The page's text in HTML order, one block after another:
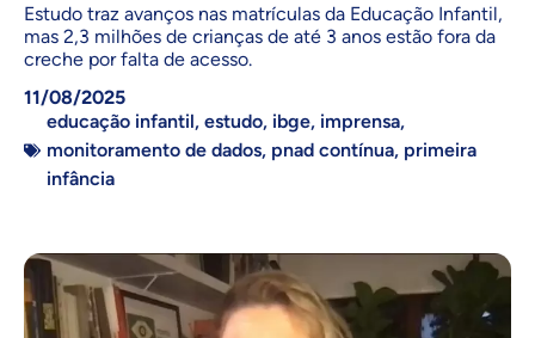
Estudo traz avanços nas matrículas da Educação Infantil,
mas 2,3 milhões de crianças de até 3 anos estão fora da
creche por falta de acesso.
11/08/2025
educação infantil, estudo, ibge, imprensa,
monitoramento de dados, pnad contínua, primeira
infância